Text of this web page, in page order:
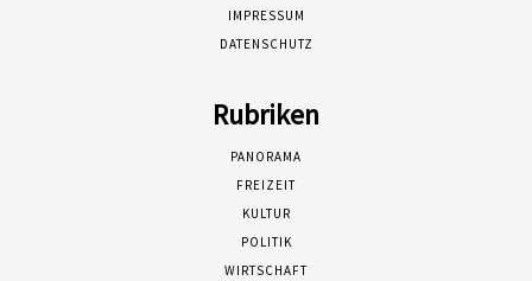
IMPRESSUM
DATENSCHUTZ
Rubriken
PANORAMA
FREIZEIT
KULTUR
POLITIK
WIRTSCHAFT